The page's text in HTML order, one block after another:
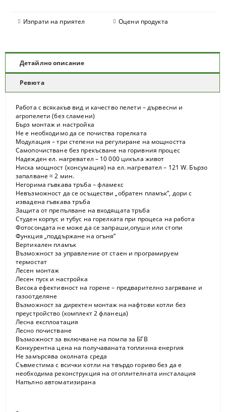
Изпрати на приятел Оцени продукта
Детайлно описание
Ревюта
Работа с всякакъв вид и качество пелети – дървесни и
агропелети (без сламени)
Бърз монтаж и настройка
Не е необходимо да се почиства горелката
Модулация – три степени на регулиране на мощността
Самопочистване без прекъсване на горивния процес
Надежден ел. нагревател – 10 000 цикъла живот
Ниска мощност (консумация) на ел. нагревател – 121 W. Бързо
запалване ≈ 2 мин.
Негорима гъвкава тръба – фламекс
Невъзможност да се осъществи „обратен пламък”, дори с
извадена гъвкава тръба
Защита от препълване на входящата тръба
Студен корпус и тубус на горелката при процеса на работа
Фотосондата не може да се запраши,опуши или стопи
Функция „поддържане на огъня”
Вертикален пламък
Възможност за управление от стаен и програмируем
термостат
Лесен монтаж
Лесен пуск и настройка
Висока ефективност на горене – предварително загряване и
газоотделяне
Възможност за директен монтаж на нафтови котли без
преустройство (комплект 2 фланеца)
Лесна експлоатация
Лесно почистване
Възможност за включване на помпа за БГВ
Конкурентна цена на получаваната топлинна енергия
Не замърсява околната среда
Съвместима с всички котли на твърдо гориво без да е
необходима реконструкция на отоплителната инсталация
Напълно автоматизирана